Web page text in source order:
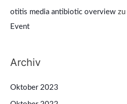
otitis media antibiotic overview zu
Event
Archiv
Oktober 2023